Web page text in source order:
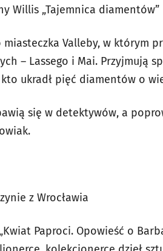
Willis „Tajemnica diamentów”
Valleby, w którym
– Lassego i Mai. Przyjmują
ukradł pięć diamentów o
się w detektywów, a
z Wrocławia
Paproci. Opowieść o